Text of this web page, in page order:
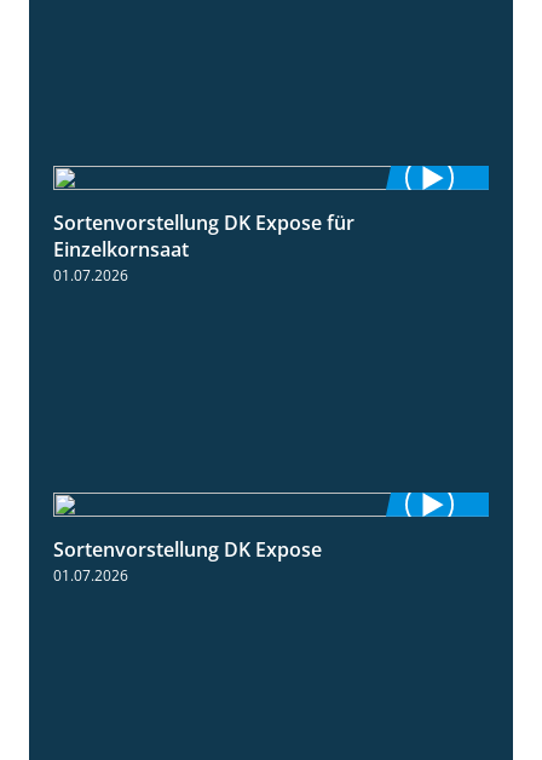
Sortenvorstellung DK Expose für
Einzelkornsaat
01.07.2026
Sortenvorstellung DK Expose
01.07.2026